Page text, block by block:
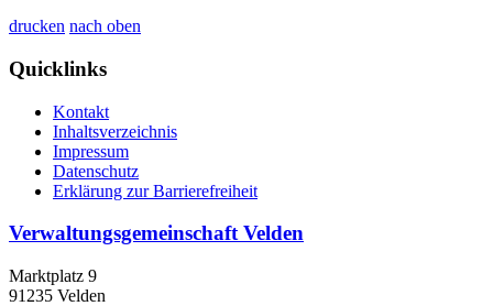
drucken nach oben
Quicklinks
Kontakt
Inhaltsverzeichnis
Impressum
Datenschutz
Erklärung zur Barrierefreiheit
Verwaltungsgemeinschaft Velden
Marktplatz 9
91235 Velden